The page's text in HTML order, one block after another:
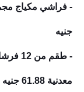
- فراشي مكياج مجموعة من 12
جنيه
- طقم
معدنية 61.88 جنيه